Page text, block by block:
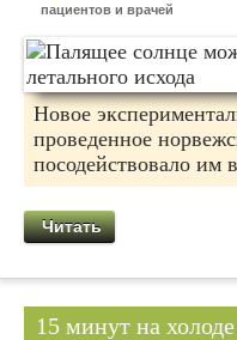
пациентов и врачей
Новое
проведенное
посодействовало им
Читать
15 минут на